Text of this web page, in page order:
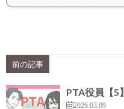
前の記事
PTA役員【5】
2026.03.09